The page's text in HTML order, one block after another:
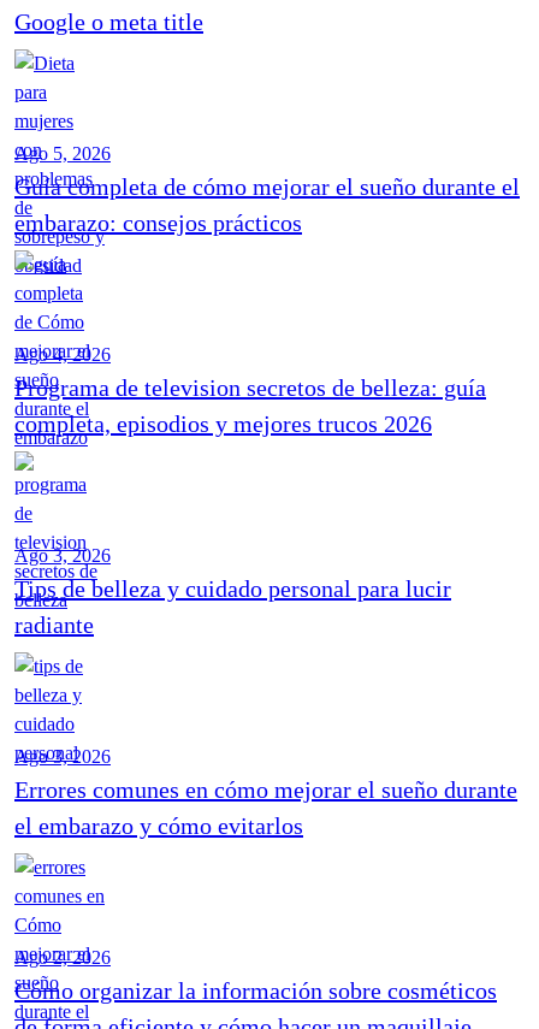
Google o meta title
Ago 5, 2026
Guía completa de cómo mejorar el sueño durante el
embarazo: consejos prácticos
Ago 4, 2026
Programa de television secretos de belleza: guía
completa, episodios y mejores trucos 2026
Ago 3, 2026
Tips de belleza y cuidado personal para lucir
radiante
Ago 3, 2026
Errores comunes en cómo mejorar el sueño durante
el embarazo y cómo evitarlos
Ago 2, 2026
Cómo organizar la información sobre cosméticos